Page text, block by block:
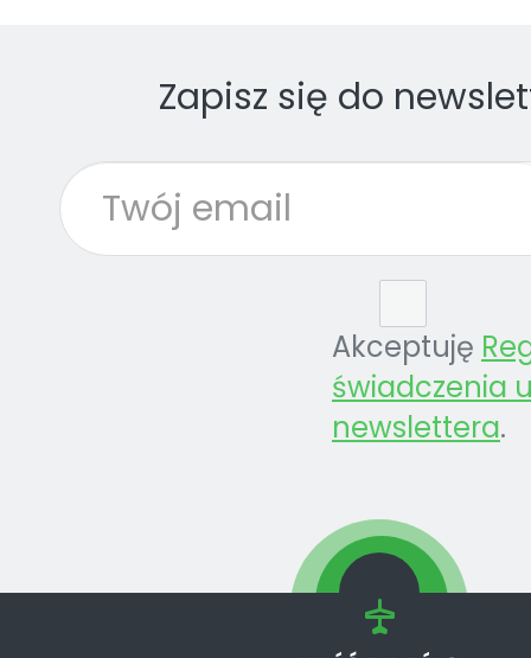
Zapisz się do
Akceptuję
świadczenia
newslettera.